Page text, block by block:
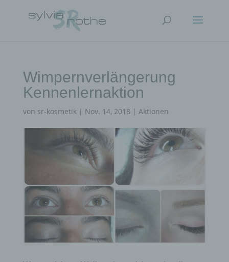
Wimpernverlängerung
Kennenlernaktion
von sr-kosmetik| Nov. 14, 2018 | Aktionen